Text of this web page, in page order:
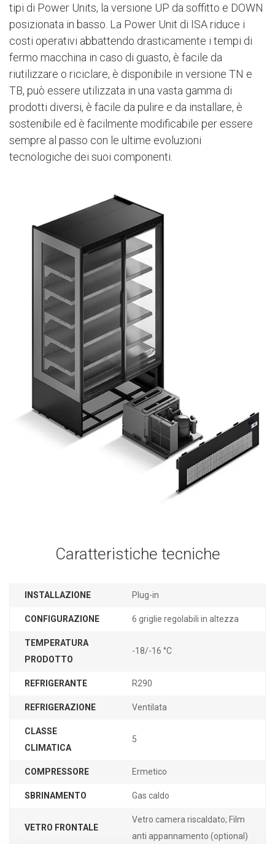
tipi di Power Units, la versione UP da soffitto e DOWN
posizionata in basso. La Power Unit di ISA riduce i
costi operativi abbattendo drasticamente i tempi di
fermo macchina in caso di guasto, è facile da
riutilizzare o riciclare, è disponibile in versione TN e
TB, può essere utilizzata in una vasta gamma di
prodotti diversi, è facile da pulire e da installare, è
sostenibile ed è facilmente modificabile per essere
sempre al passo con le ultime evoluzioni
tecnologiche dei suoi componenti.
Caratteristiche tecniche
INSTALLAZIONE Plug-in
CONFIGURAZIONE 6 griglie regolabili in altezza
TEMPERATURA
PRODOTTO
-18/-16 °C
REFRIGERANTE R290
REFRIGERAZIONE Ventilata
CLASSE
CLIMATICA
5
COMPRESSORE Ermetico
SBRINAMENTO Gas caldo
VETRO FRONTALE
Vetro camera riscaldato; Film
anti appannamento (optional)